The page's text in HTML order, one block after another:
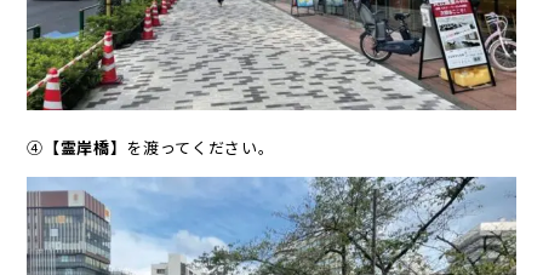
④ 【霊岸橋】 を渡ってください。